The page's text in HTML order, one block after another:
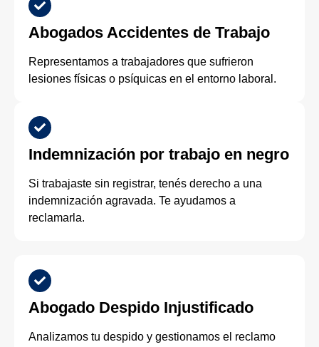
Abogados Accidentes de Trabajo
Representamos a trabajadores que sufrieron
lesiones físicas o psíquicas en el entorno laboral.
Indemnización por trabajo en negro
Si trabajaste sin registrar, tenés derecho a una
indemnización agravada. Te ayudamos a
reclamarla.
Abogado Despido Injustificado
Analizamos tu despido y gestionamos el reclamo